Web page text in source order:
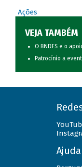
Ações
VEJA TAMBÉM
O BNDES e o
Patrocínio a
Ajuda